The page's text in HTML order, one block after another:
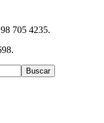
705 4235.